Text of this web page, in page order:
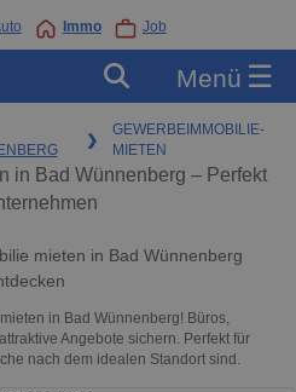
Immo Job
Menü ☰
❯
GEWERBEIMMOBILIE-
MIETEN
in Bad Wünnenberg – Perfekt
mieten in Bad Wünnenberg
in Bad Wünnenberg! Büros,
Angebote sichern. Perfekt für
nach dem idealen Standort sind.